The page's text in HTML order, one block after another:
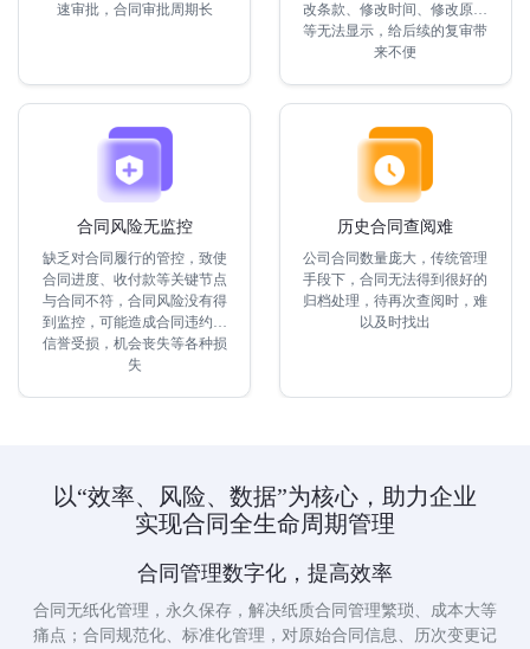
速审批，合同审批周期长
改条款、修改时间、修改原因
等无法显示，给后续的复审带
来不便
合同风险无监控
缺乏对合同履行的管控，致使
合同进度、收付款等关键节点
与合同不符，合同风险没有得
到监控，可能造成合同违约，
信誉受损，机会丧失等各种损
失
历史合同查阅难
公司合同数量庞大，传统管理
手段下，合同无法得到很好的
归档处理，待再次查阅时，难
以及时找出
以“效率、风险、数据”为核心，助力企业
实现合同全生命周期管理
合同管理数字化，提高效率
合同无纸化管理，永久保存，解决纸质合同管理繁琐、成本大等
痛点；合同规范化、标准化管理，对原始合同信息、历次变更记